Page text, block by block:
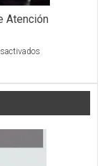
Atención
en
Unidad
Médica